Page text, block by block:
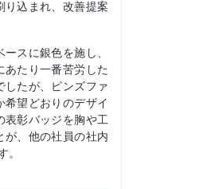
り込まれ、改善提案
スに銀色を施し、
たり一番苦労した
したが、ピンズファ
望どおりのデザイ
表彰バッジを胸や工
が、他の社員の社内